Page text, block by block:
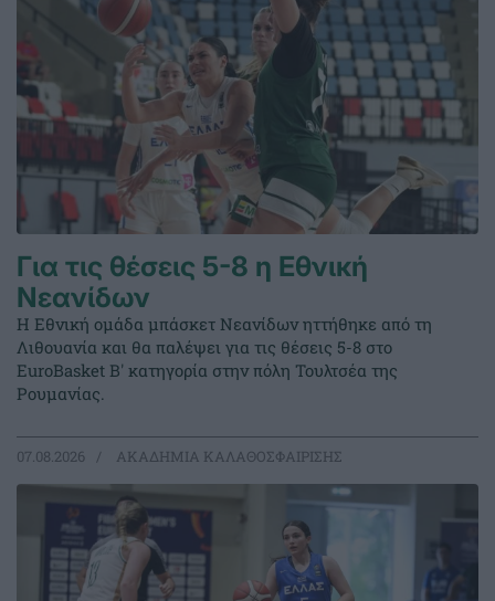
Για τις θέσεις 5-8 η Εθνική
Νεανίδων
Η Εθνική ομάδα μπάσκετ Νεανίδων ηττήθηκε από τη
Λιθουανία και θα παλέψει για τις θέσεις 5-8 στο
EuroBasket Β' κατηγορία στην πόλη Τουλτσέα της
Ρουμανίας.
07.08.2026 ΑΚΑΔΗΜΙΑ ΚΑΛΑΘΟΣΦΑΙΡΙΣΗΣ